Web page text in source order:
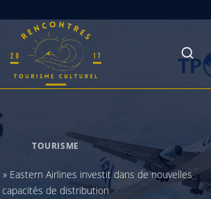
TOURISME
» Eastern Airlines investit dans de nouvelles
capacités de distribution